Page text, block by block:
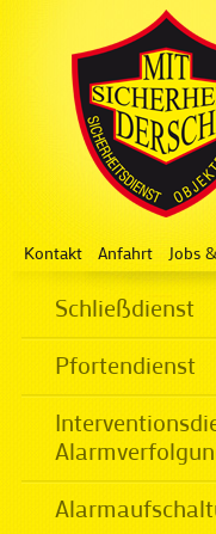
Kontakt Anfahrt Jobs
Schließdienst
Pfortendienst